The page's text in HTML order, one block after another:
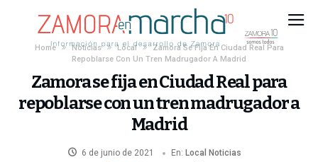
Home Noticias Local
Zamora Se Fija En Ciudad Real Para
Repoblarse Con Un Tren Madrugador A Madrid
Zamora se fija en Ciudad Real para
repoblarse con un tren madrugador a
Madrid
6 de junio de 2021 En: Local Noticias